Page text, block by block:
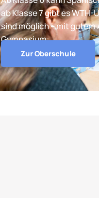
ab Klasse 7 gibt es
sind möglich – mit gutem
Gymnasium.
Zur Oberschule